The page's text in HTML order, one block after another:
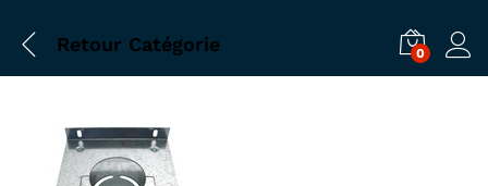
Retour Catégorie 0